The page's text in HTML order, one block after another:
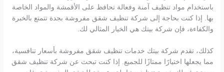
باستخدام مواد تنظيف آمنة وفعالة تحافظ على الأقمشة والمواد الخاصة
بها. إذا كنت بحاجة إلى شركة تنظيف شقق مفروشة بجدة تتمتع بالخبرة
والكفاءة، فإن شركة بيتك هي الخيار المثالي لك.
كذلك، تقدم شركة بيتك خدمات تنظيف شقق مفروشة بأسعار تنافسية،
مما يجعلها اختيارًا ممتازًا للجميع. إذا كنت تبحث عن شركة تنظيف شقق